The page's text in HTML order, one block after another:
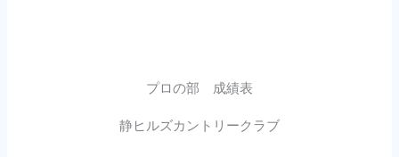
プロの部 成績表
静ヒルズカントリークラブ